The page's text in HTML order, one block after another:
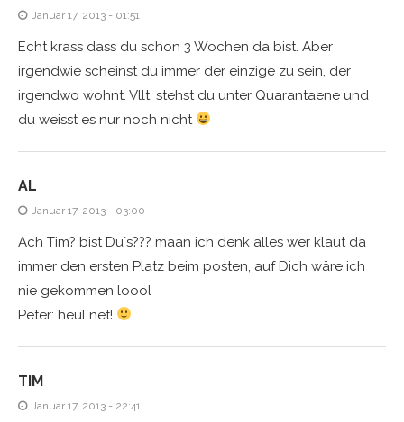
Januar 17, 2013 - 01:51
Echt krass dass du schon 3 Wochen da bist. Aber
irgendwie scheinst du immer der einzige zu sein, der
irgendwo wohnt. Vllt. stehst du unter Quarantaene und
du weisst es nur noch nicht
AL
Januar 17, 2013 - 03:00
Ach Tim? bist Du´s??? maan ich denk alles wer klaut da
immer den ersten Platz beim posten, auf Dich wäre ich
nie gekommen loool
Peter: heul net!
TIM
Januar 17, 2013 - 22:41